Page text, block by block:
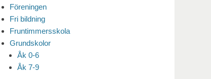
Föreningen
Fri bildning
Fruntimmersskola
Grundskolor
Åk 0-6
Åk 7-9